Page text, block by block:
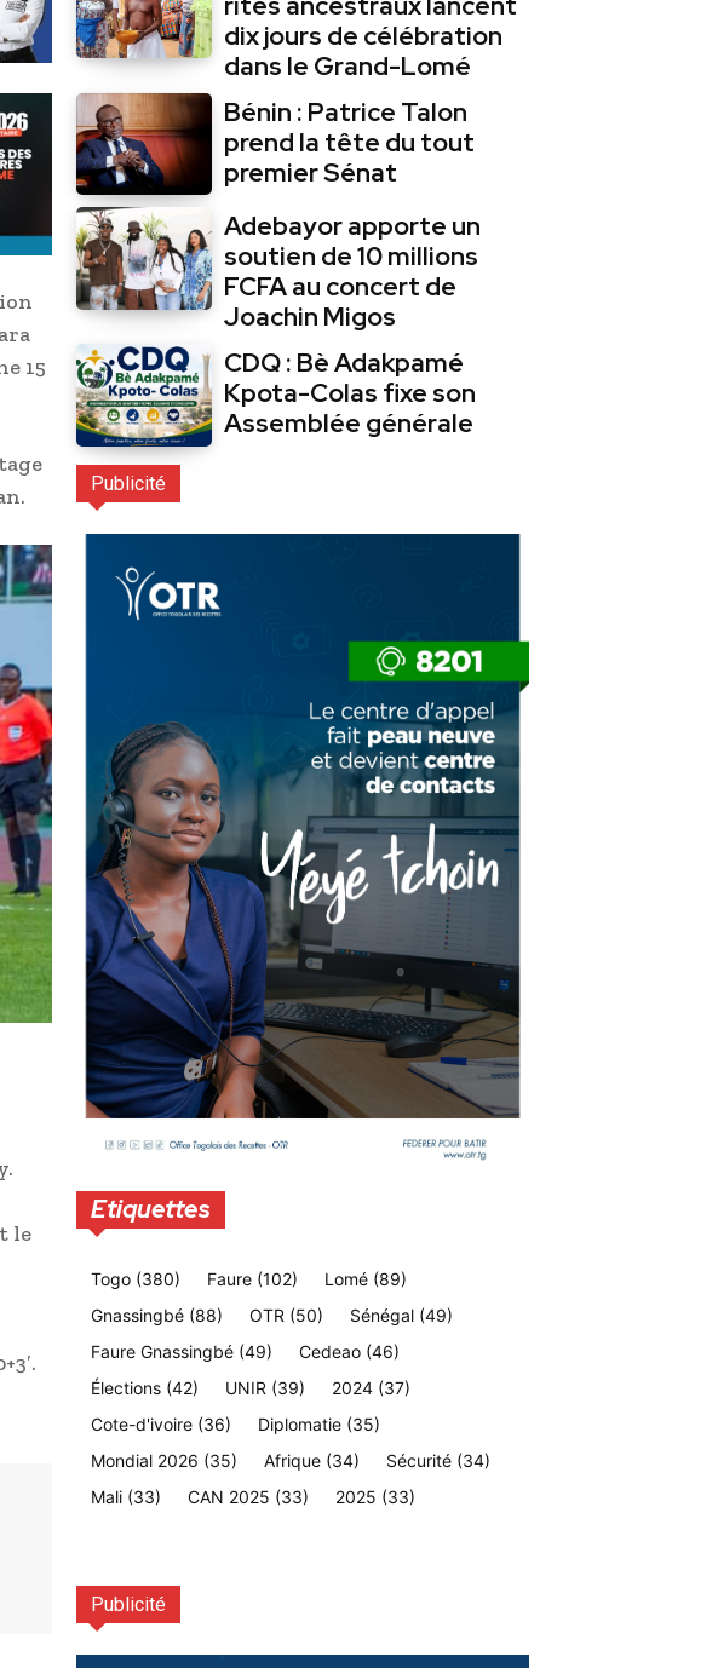
15
le
dix jours de célébration
dans le Grand-Lomé
Bénin : Patrice Talon
prend la tête du tout
premier Sénat
Adebayor apporte un
soutien de 10 millions
FCFA au concert de
Joachin Migos
CDQ : Bè Adakpamé
Kpota-Colas fixe son
Assemblée générale
Publicité
Etiquettes
Togo (380) Faure (102) Lomé (89)
Gnassingbé (88) OTR (50) Sénégal (49)
Faure Gnassingbé (49) Cedeao (46)
Élections (42) UNIR (39) 2024 (37)
Cote-d'ivoire (36) Diplomatie (35)
Mondial 2026 (35) Afrique (34) Sécurité (34)
Mali (33) CAN 2025 (33) 2025 (33)
Publicité